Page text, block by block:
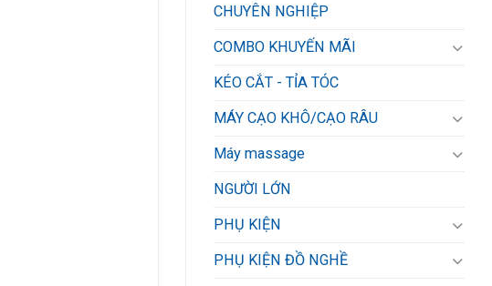
CHUYÊN NGHIỆP
COMBO KHUYẾN MÃI
KÉO CẮT - TỈA TÓC
MÁY CẠO KHÔ/CẠO RÂU
Máy massage
NGƯỜI LỚN
PHỤ KIỆN
PHỤ KIỆN ĐỒ NGHỀ